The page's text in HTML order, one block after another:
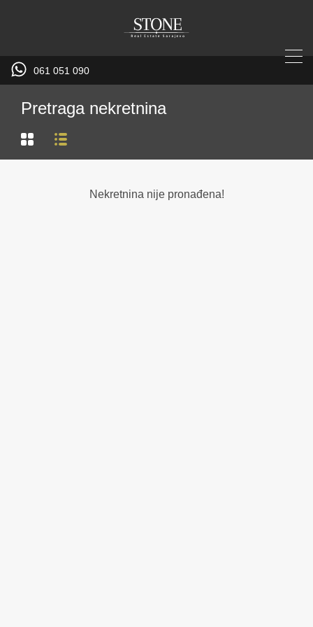
061 051 090
Pretraga nekretnina
Nekretnina nije pronađena!